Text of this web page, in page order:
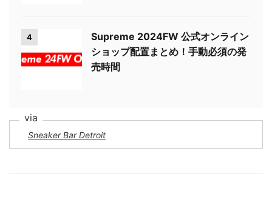
4
Supreme 2024FW 公式オンライン
ショップ配置まとめ！手動必須の発
売時間
Sneaker Bar Detroit